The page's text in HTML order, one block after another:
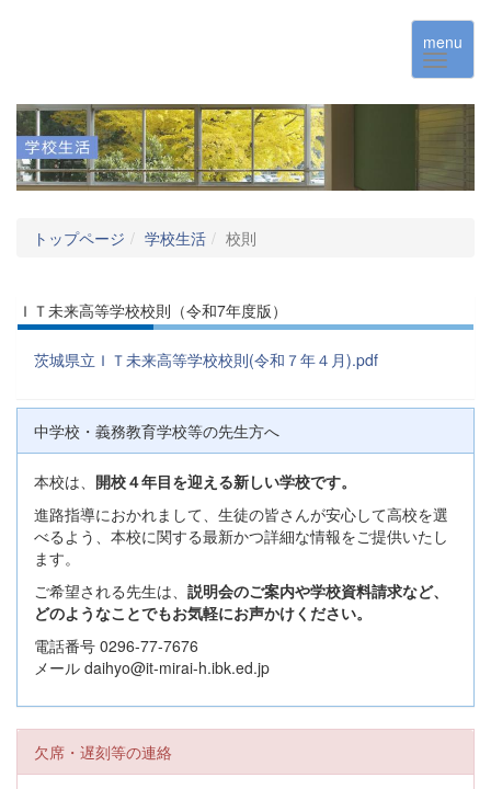
menu
トップページ 学校生活 校則
ＩＴ未来高等学校校則（令和7年度版）
茨城県立ＩＴ未来高等学校校則(令和７年４月).pdf
中学校・義務教育学校等の先生方へ
本校は、 開校４年目を迎える新しい学校です。
進路指導におかれまして、生徒の皆さんが安心して高校を選
べるよう、本校に関する最新かつ詳細な情報をご提供いたし
ます。
ご希望される先生は、 説明会のご案内や学校資料請求など、
どのようなことでもお気軽にお声かけください。
電話番号 0296-77-7676
メール daihyo@it-mirai-h.ibk.ed.jp
欠席・遅刻等の連絡